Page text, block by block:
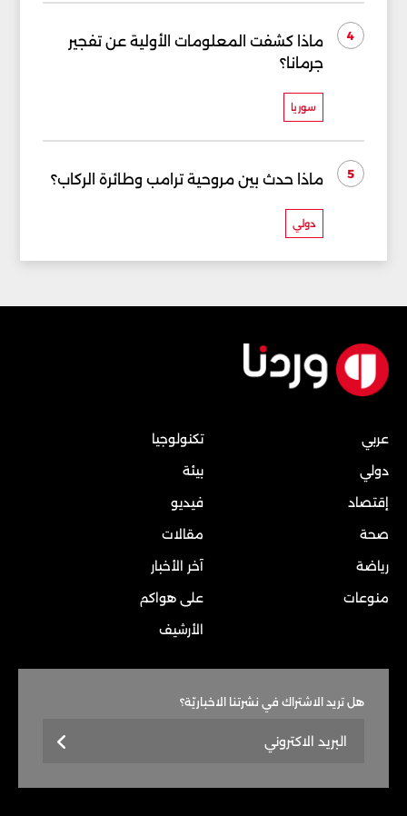
4
ماذا كشفت المعلومات الأولية عن تفجير
جرمانا؟
سوريا
5 ماذا حدث بين مروحية ترامب وطائرة الركاب؟
دولي
عربي
دولي
إقتصاد
صحة
رياضة
منوعات
تكنولوجيا
بيئة
فيديو
مقالات
آخر الأخبار
على هواكم
الأرشيف
هل تريد الاشتراك في نشرتنا الاخباريّة؟